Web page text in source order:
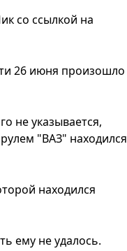
со ссылкой на
26 июня произошло
не указывается,
"ВАЗ" находился
находился
ему не удалось.